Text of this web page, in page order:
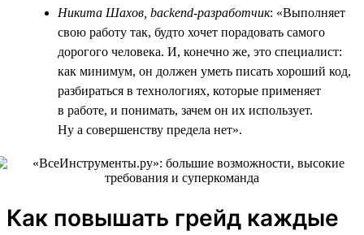
Никита Шахов, backend-разработчик: «Выполняет
свою работу так, будто хочет порадовать самого
дорогого человека. И, конечно же, это специалист:
как минимум, он должен уметь писать хороший код,
разбираться в технологиях, которые применяет
в работе, и понимать, зачем он их использует.
Ну а совершенству предела нет».
Как повышать грейд каждые